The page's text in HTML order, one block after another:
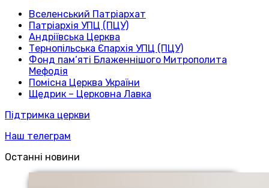
Вселенський Патріархат
Патріархія УПЦ (ПЦУ)
Андріївська Церква
Тернопільська Єпархія УПЦ (ПЦУ)
Фонд пам’яті Блаженнішого Митрополита
Мефодія
Помісна Церква України
Щедрик – Церковна Лавка
Підтримка церкви
Наш телеграм
Останні новини